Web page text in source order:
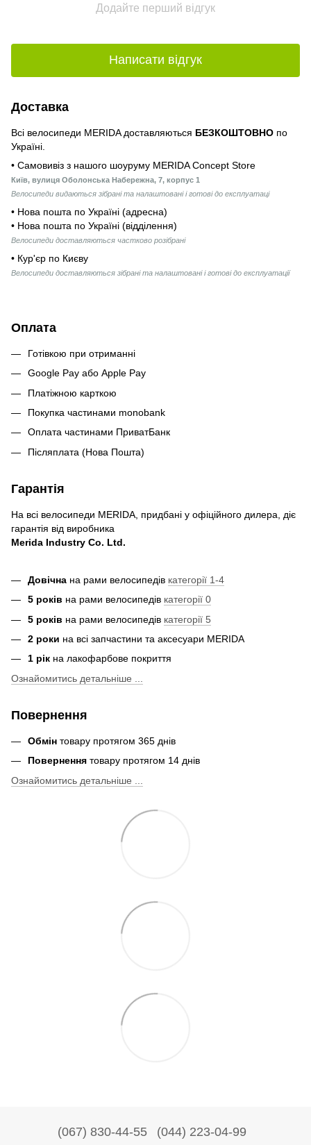
Додайте перший відгук
Написати відгук
Доставка
Всі велосипеди MERIDA доставляються БЕЗКОШТОВНО по
Україні.
• Самовивіз з нашого шоуруму MERIDA Concept Store
Київ, вулиця Оболонська Набережна, 7, корпус 1
Велосипеди видаються зібрані та налаштовані і готові до експлуатаці
• Нова пошта по Україні (адресна)
• Нова пошта по Україні (відділення)
Велосипеди доставляються частково розібрані
• Кур'єр по Києву
Велосипеди доставляються зібрані та налаштовані і готові до експлуатації
Оплата
Готівкою при отриманні
Google Pay або Apple Pay
Платіжною карткою
Покупка частинами monobank
Оплата частинами ПриватБанк
Післяплата (Нова Пошта)
Гарантія
На всі велосипеди MERIDA, придбані у офіційного дилера, діє
гарантія від виробника
Merida Industry Co. Ltd.
Довічна на рами велосипедів категорії 1-4
5 років на рами велосипедів категорії 0
5 років на рами велосипедів категорії 5
2 роки на всі запчастини та аксесуари MERIDA
1 рік на лакофарбове покриття
Ознайомитись детальніше ...
Повернення
Обмін товару протягом 365 днів
Повернення товару протягом 14 днів
Ознайомитись детальніше ...
(067) 830-44-55 (044) 223-04-99